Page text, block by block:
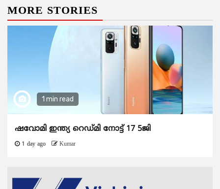
MORE STORIES
1 min read
ഷവോമി ഇന്ത്യ റെഡ്മി നോട്ട് 17 5ജി
1 day ago Kumar